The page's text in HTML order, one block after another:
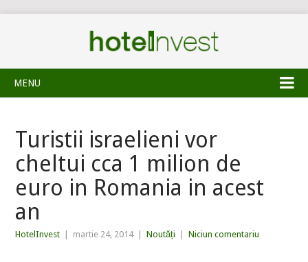
MENU
Turistii israelieni vor
cheltui cca 1 milion de
euro in Romania in acest
an
HotelInvest martie 24, 2014 Noutăți Niciun comentariu